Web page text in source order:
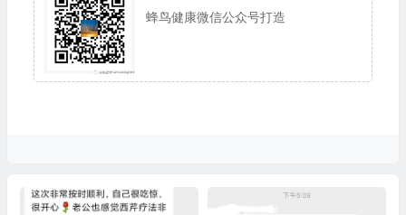
蜂鸟健康微信公众号打造